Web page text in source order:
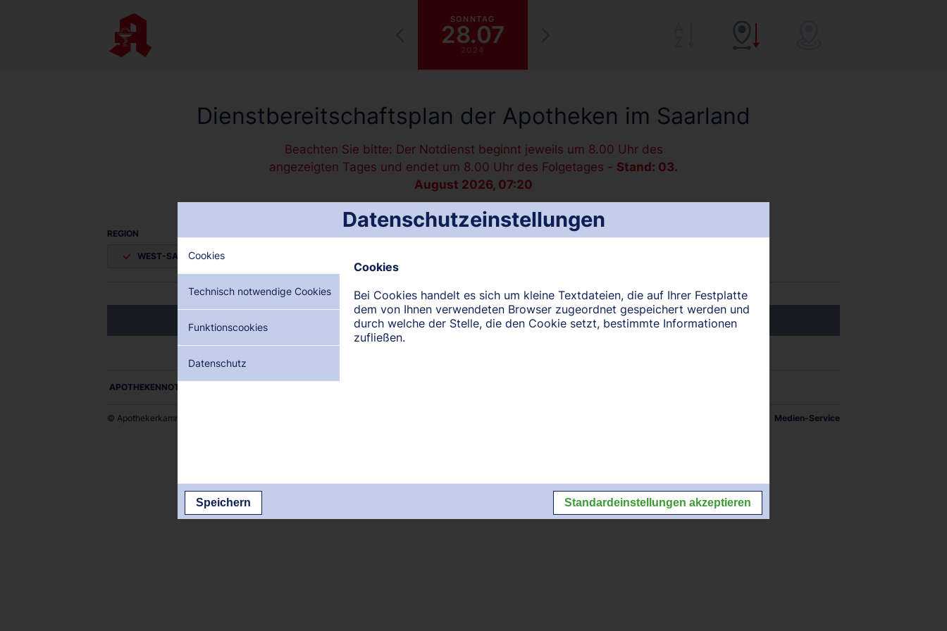
SONNTAG
28.07
2024
Dienstbereitschaftsplan der Apotheken im Saarland
Beachten Sie bitte: Der Notdienst beginnt jeweils um 8.00 Uhr des
angezeigten Tages und endet um 8.00 Uhr des Folgetages - Stand: 03.
August 2026, 07:20
REGION
WEST-SAARLAND
Lokalisierung nicht verfügbar
APOTHEKENNOTDIENSTE ALS PDF DOWNLOADEN:
© Apothekerkammer des Saarlandes Medien-Service
Datenschutzeinstellungen
Cookies
Cookies
Bei Cookies handelt es sich um kleine Textdateien, die auf Ihrer Festplatte
dem von Ihnen verwendeten Browser zugeordnet gespeichert werden und
durch welche der Stelle, die den Cookie setzt, bestimmte Informationen
zufließen.
Technisch notwendige Cookies
Funktionscookies
Datenschutz
Speichern Standardeinstellungen akzeptieren